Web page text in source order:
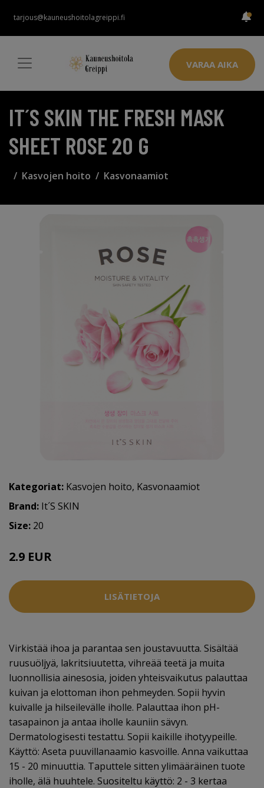
tarjous@kauneushoitolagreippi.fi
VARAA AIKA
IT´S SKIN THE FRESH MASK
SHEET ROSE 20 G
Kasvojen hoito Kasvonaamiot
Kategoriat: Kasvojen hoito, Kasvonaamiot
Brand: It´S SKIN
Size: 20
2.9 EUR
LISÄTIETOJA
Virkistää ihoa ja parantaa sen joustavuutta. Sisältää
ruusuöljyä, lakritsiuutetta, vihreää teetä ja muita
luonnollisia ainesosia, joiden yhteisvaikutus palauttaa
kuivan ja elottoman ihon pehmeyden. Sopii hyvin
kuivalle ja hilseilevälle iholle. Palauttaa ihon pH-
tasapainon ja antaa iholle kauniin sävyn.
Dermatologisesti testattu. Sopii kaikille ihotyypeille.
Käyttö: Aseta puuvillanaamio kasvoille. Anna vaikuttaa
15 - 20 minuuttia. Taputtele sitten ylimääräinen tuote
iholle, älä huuhtele. Suositeltu käyttö: 2 - 3 kertaa